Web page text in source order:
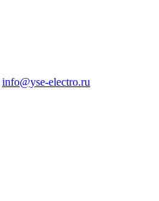
info@yse-electro.ru